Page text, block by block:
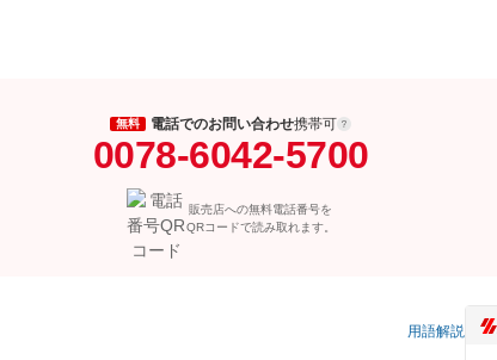
無料 電話でのお問い合わせ携帯可
0078-6042-5700
販売店への無料電話番号を
QRコードで読み取れます。
用語解説